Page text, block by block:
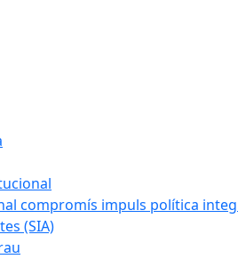
compromís impuls política
(SIA)